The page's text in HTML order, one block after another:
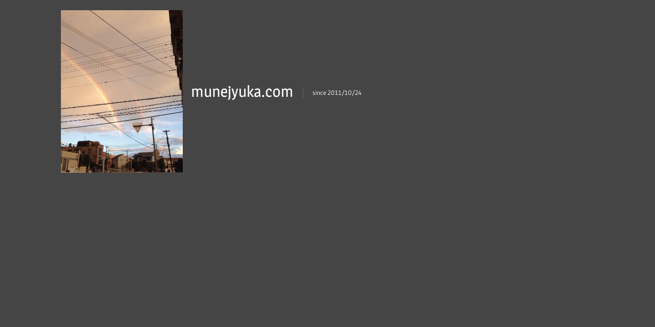
munejyuka.com since 2011/10/24